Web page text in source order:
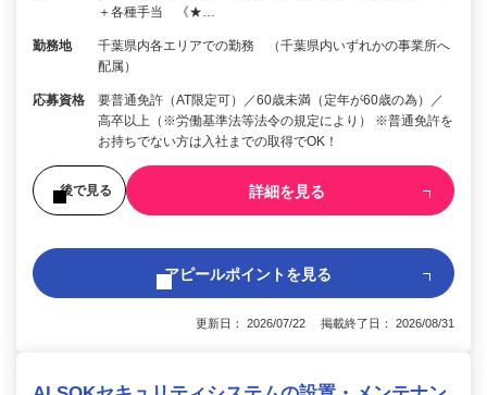
＋各種手当 《★…
勤務地
千葉県内各エリアでの勤務 （千葉県内いずれかの事業所へ
配属）
応募資格
要普通免許（AT限定可）／60歳未満（定年が60歳の為）／
高卒以上（※労働基準法等法令の規定により） ※普通免許を
お持ちでない方は入社までの取得でOK！
後で見る 詳細を見る
アピールポイントを見る
更新日： 2026/07/22 掲載終了日： 2026/08/31